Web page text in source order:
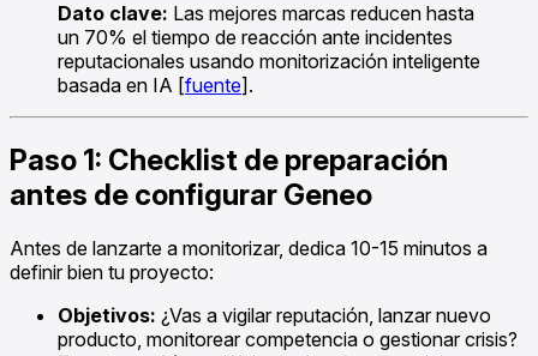
Dato clave: Las mejores marcas reducen hasta
un 70% el tiempo de reacción ante incidentes
reputacionales usando monitorización inteligente
basada en IA [fuente].
Paso 1: Checklist de preparación
antes de configurar Geneo
Antes de lanzarte a monitorizar, dedica 10-15 minutos a
definir bien tu proyecto:
Objetivos: ¿Vas a vigilar reputación, lanzar nuevo
producto, monitorear competencia o gestionar crisis?